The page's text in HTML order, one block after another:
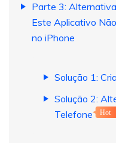
Parte 3:
Este Aplicativo
no iPhone
Solução 1:
Solução 2:
Telefone
Hot